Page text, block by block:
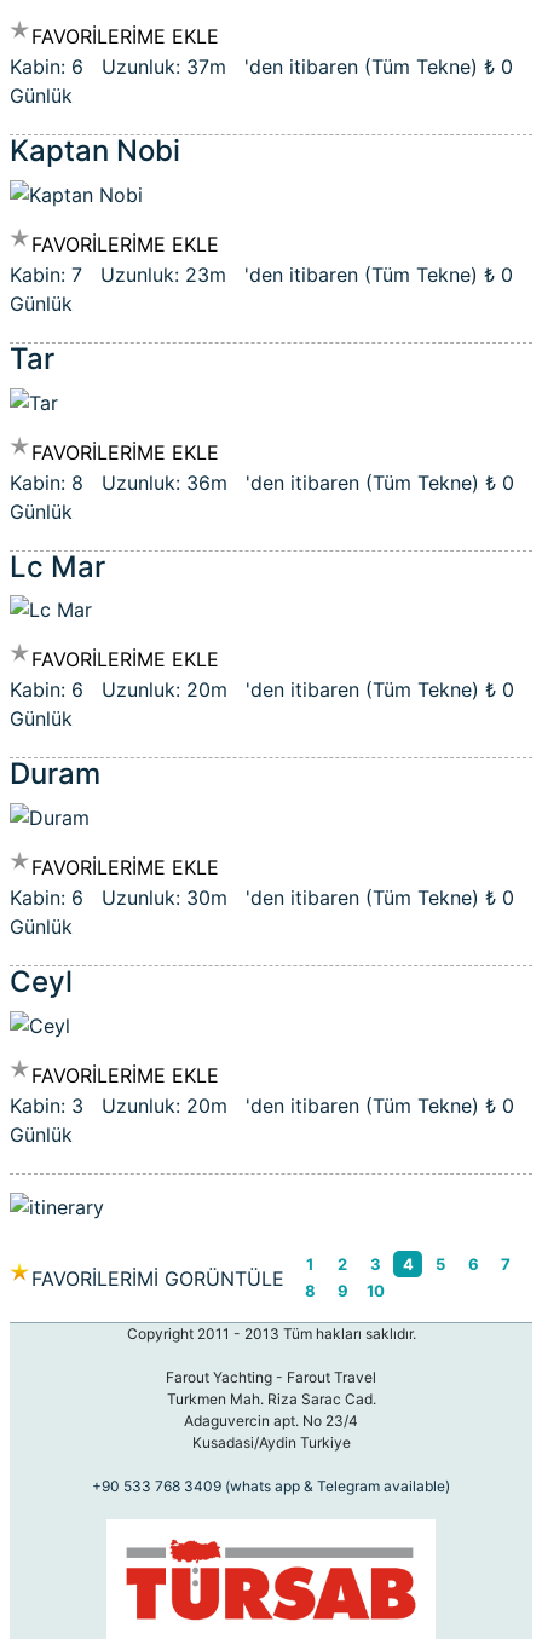
FAVORİLERİME EKLE
Kabin: 6 Uzunluk: 37m 'den itibaren (Tüm Tekne) ₺ 0
Günlük
Kaptan Nobi
FAVORİLERİME EKLE
Kabin: 7 Uzunluk: 23m 'den itibaren (Tüm Tekne) ₺ 0
Günlük
Tar
FAVORİLERİME EKLE
Kabin: 8 Uzunluk: 36m 'den itibaren (Tüm Tekne) ₺ 0
Günlük
Lc Mar
FAVORİLERİME EKLE
Kabin: 6 Uzunluk: 20m 'den itibaren (Tüm Tekne) ₺ 0
Günlük
Duram
FAVORİLERİME EKLE
Kabin: 6 Uzunluk: 30m 'den itibaren (Tüm Tekne) ₺ 0
Günlük
Ceyl
FAVORİLERİME EKLE
Kabin: 3 Uzunluk: 20m 'den itibaren (Tüm Tekne) ₺ 0
Günlük
FAVORİLERİMİ GORÜNTÜLE
1 2 3 4 5 6
7
8
9 10
Copyright 2011 - 2013 Tüm hakları saklıdır.
Farout Yachting - Farout Travel
Turkmen Mah. Riza Sarac Cad.
Adaguvercin apt. No 23/4
Kusadasi/Aydin Turkiye
+90 533 768 3409 (whats app & Telegram available)